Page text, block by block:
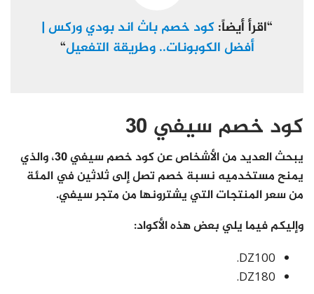
“اقرأ أيضاً:كود خصم باث اند بودي وركس |
أفضل الكوبونات.. وطريقة التفعيل“
كود خصم سيفي 30
يبحث العديد من الأشخاص عن كود خصم سيفي 30، والذي
يمنح مستخدميه نسبة خصم تصل إلى ثلاثين في المئة
من سعر المنتجات التي يشترونها من متجر سيفي.
وإليكم فيما يلي بعض هذه الأكواد:
DZ100.
DZ180.